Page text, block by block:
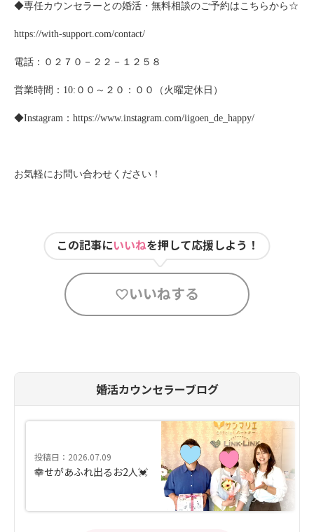
◆専任カウンセラーとの婚活・無料相談のご予約はこちらから☆
https://with-support.com/contact/
電話：０２７０－２２－１２５８
営業時間： 10: ００～２０：００（火曜定休日）
◆Instagram ： https://www.instagram.com/iigoen_de_happy/
お気軽にお問い合わせください！
この記事にいいねを押して応援しよう！
いいねする
婚活カウンセラーブログ
投稿日：2026.07.09
幸せがあふれ出るお2人💓